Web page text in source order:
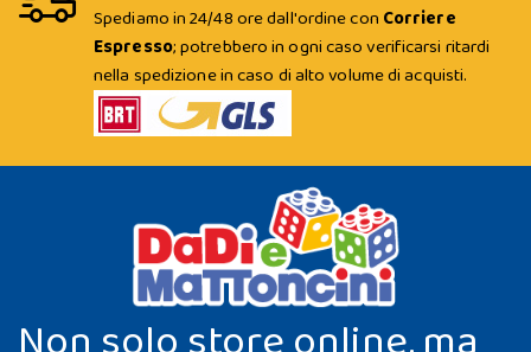
Spediamo in 24/48 ore dall'ordine con Corriere
Espresso; potrebbero in ogni caso verificarsi ritardi
nella spedizione in caso di alto volume di acquisti.